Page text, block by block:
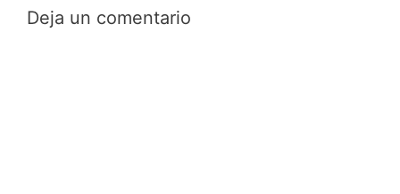
Deja un comentario